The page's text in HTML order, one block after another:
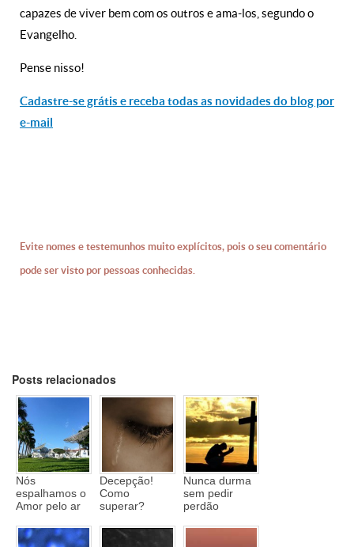
capazes de viver bem com os outros e ama-los, segundo o
Evangelho.
Pense nisso!
Cadastre-se grátis e receba todas as novidades do blog por
e-mail
Evite nomes e testemunhos muito explícitos, pois o seu comentário
pode ser visto por pessoas conhecidas.
Posts relacionados
Nós
espalhamos o
Amor pelo ar
Decepção!
Como
superar?
Nunca durma
sem pedir
perdão